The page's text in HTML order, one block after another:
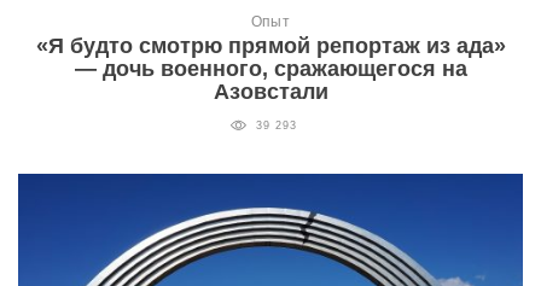
Опыт
«Я будто смотрю прямой репортаж из ада»
— дочь военного, сражающегося на
Азовстали
39 293